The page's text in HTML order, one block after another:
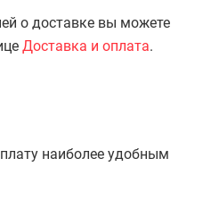
о доставке вы можете
Доставка и оплата.
наиболее удобным